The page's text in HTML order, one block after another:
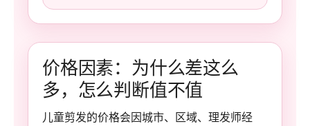
价格因素：为什么差这么
多，怎么判断值不值
儿童剪发的价格会因城市、区域、理发师经